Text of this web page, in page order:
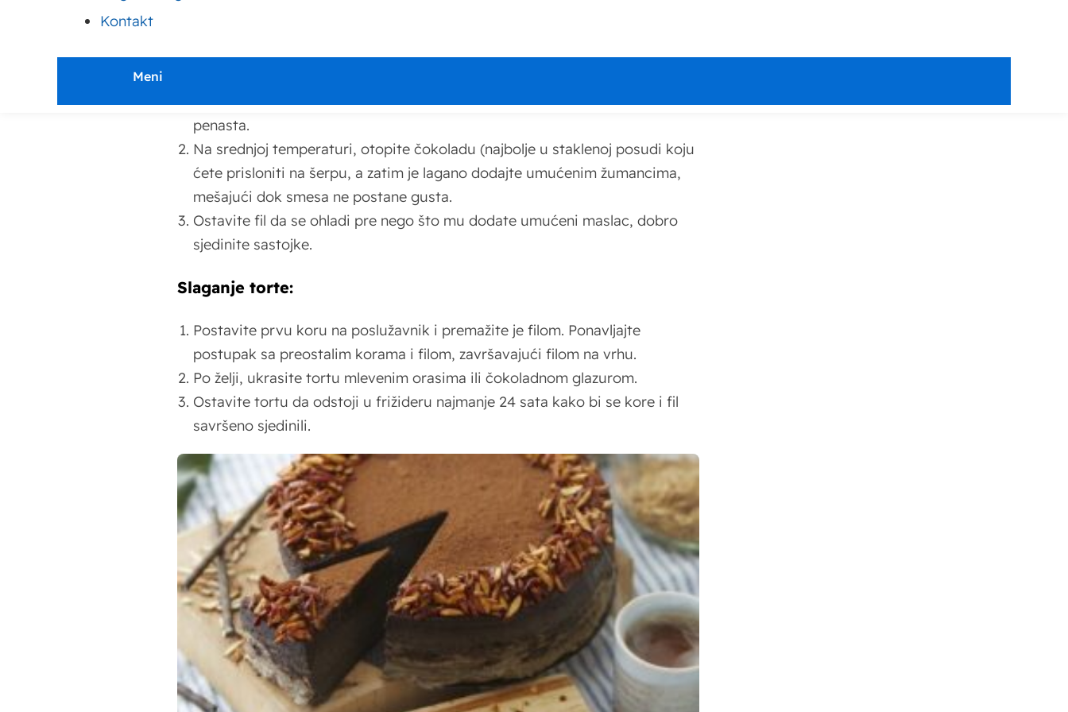
Kontakt
Meni
Priprema fila:
Umutite žumanca sa šećerom u prahu dok smesa ne postane svetla i
penasta.
Na srednjoj temperaturi, otopite čokoladu (najbolje u staklenoj posudi koju
ćete prisloniti na šerpu, a zatim je lagano dodajte umućenim žumancima,
mešajući dok smesa ne postane gusta.
Ostavite fil da se ohladi pre nego što mu dodate umućeni maslac, dobro
sjedinite sastojke.
Slaganje torte:
Postavite prvu koru na poslužavnik i premažite je filom. Ponavljajte
postupak sa preostalim korama i filom, završavajući filom na vrhu.
Po želji, ukrasite tortu mlevenim orasima ili čokoladnom glazurom.
Ostavite tortu da odstoji u frižideru najmanje 24 sata kako bi se kore i fil
savršeno sjedinili.